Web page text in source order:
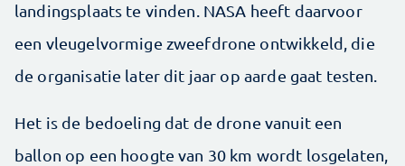
landingsplaats te vinden. NASA heeft daarvoor
een vleugelvormige zweefdrone ontwikkeld, die
de organisatie later dit jaar op aarde gaat testen.
Het is de bedoeling dat de drone vanuit een
ballon op een hoogte van 30 km wordt losgelaten,